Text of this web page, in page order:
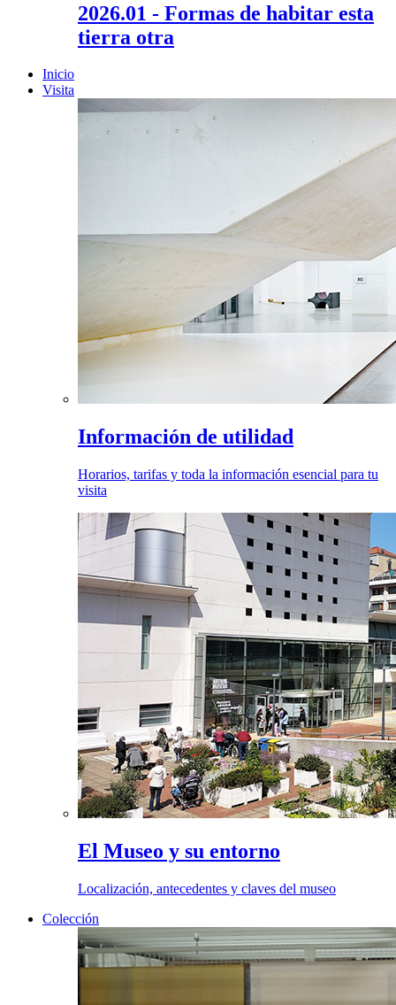
2026.01 - Formas de habitar esta
tierra otra
Inicio
Visita
Información de utilidad
Horarios, tarifas y toda la información esencial para tu
visita
El Museo y su entorno
Localización, antecedentes y claves del museo
Colección